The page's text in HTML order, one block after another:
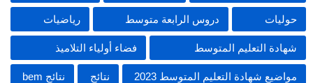
حوليات دروس الرابعة متوسط رياضيات
شهادة التعليم المتوسط فضاء أولياء التلاميذ
مواضيع شهادة التعليم المتوسط 2023 نتائج نتائج bem